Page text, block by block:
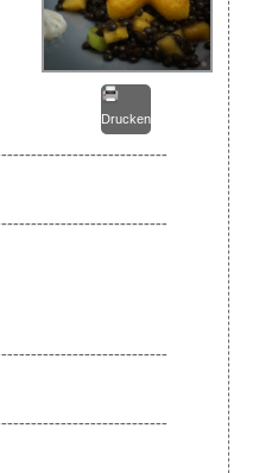
Drucken